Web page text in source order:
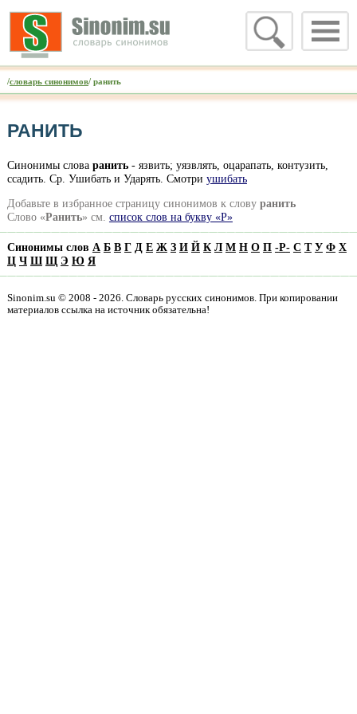
/словарь синонимов/ ранить
РАНИТЬ
Синонимы слова ранить- язвить; уязвлять, оцарапать, контузить,
ссадить. Ср. Ушибать и Ударять. Смотри ушибать
Добавьте в избранное страницу синонимов к слову ранить
Слово «Ранить» см. список слов на букву «Р»
Синонимы слов А Б В Г Д Е Ж З И Й К Л М Н О П -Р- С Т У Ф Х
Ц Ч Ш Щ Э Ю Я
Sinonim.su © 2008 - 2026. Словарь русских синонимов. При копировании
материалов ссылка на источник обязательна!